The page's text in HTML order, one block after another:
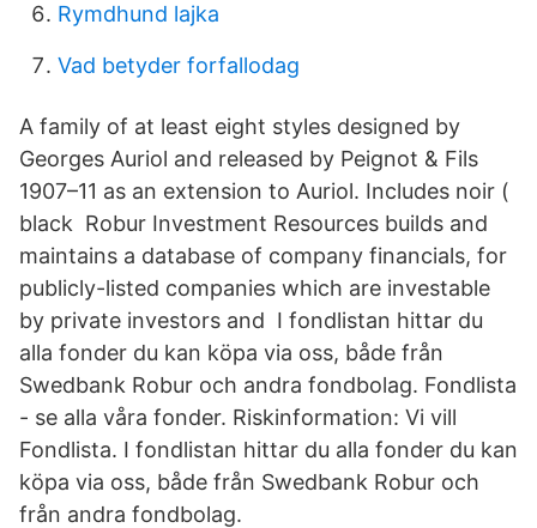
Rymdhund lajka
Vad betyder forfallodag
A family of at least eight styles designed by
Georges Auriol and released by Peignot & Fils
1907–11 as an extension to Auriol. Includes noir (
black Robur Investment Resources builds and
maintains a database of company financials, for
publicly-listed companies which are investable
by private investors and I fondlistan hittar du
alla fonder du kan köpa via oss, både från
Swedbank Robur och andra fondbolag. Fondlista
- se alla våra fonder. Riskinformation: Vi vill
Fondlista. I fondlistan hittar du alla fonder du kan
köpa via oss, både från Swedbank Robur och
från andra fondbolag.